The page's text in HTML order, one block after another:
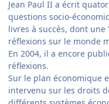
Jean Paul II a écrit
questions socio-
livres à succès, dont
réflexions sur le monde
En 2004, il a encore
réflexions.
Sur le plan économique
intervenu sur les droits